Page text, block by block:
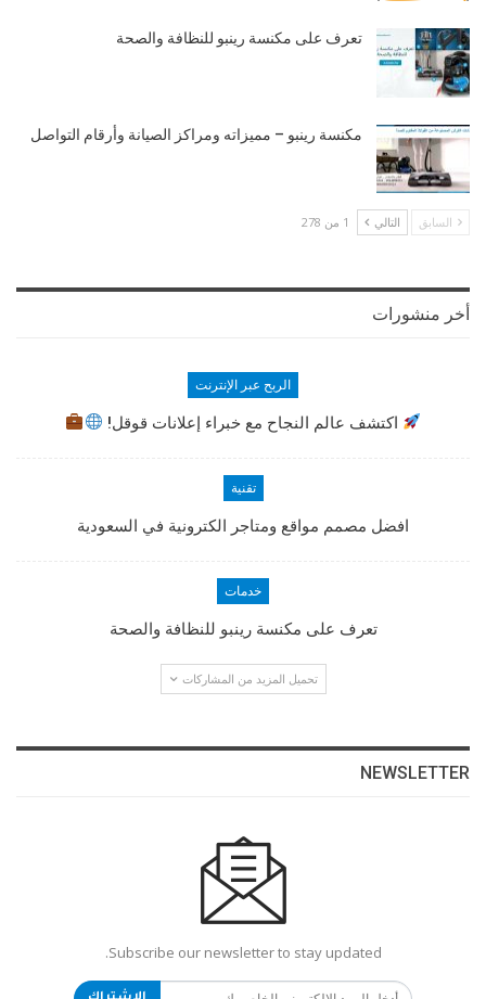
تعرف على مكنسة رينبو للنظافة والصحة
مكنسة رينبو – مميزاته ومراكز الصيانة وأرقام التواصل
السابق التالي 1 من 278
أخر منشورات
الربح عبر الإنترنت
اكتشف عالم النجاح مع خبراء إعلانات قوقل!
تقنية
افضل مصمم مواقع ومتاجر الكترونية في السعودية
خدمات
تعرف على مكنسة رينبو للنظافة والصحة
تحميل المزيد من المشاركات
NEWSLETTER
Subscribe our newsletter to stay updated.